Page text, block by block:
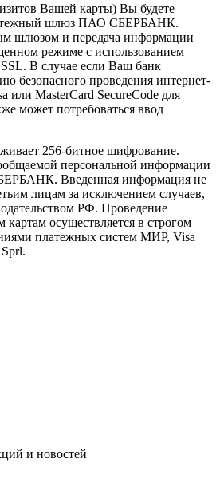
Вашей карты) Вы будете
шлюз ПАО СБЕРБАНК.
шлюзом и передача информации
режиме с использованием
В случае если Ваш банк
безопасного проведения интернет-
или MasterCard SecureCode для
может потребоваться ввод
256-битное шифрование.
персональной информации
Введенная информация не
лицам за исключением случаев,
РФ. Проведение
осуществляется в строгом
платежных систем МИР, Visa
и новостей